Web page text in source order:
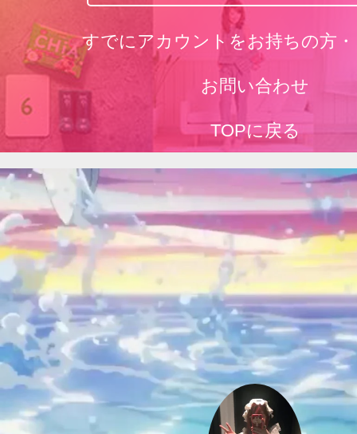
すでにアカウントをお持ちの方
お問い合わせ
TOPに戻る